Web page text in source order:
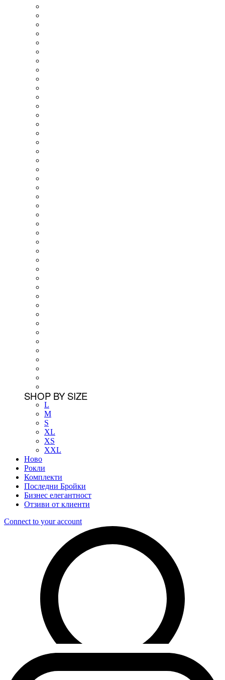
SHOP BY SIZE
L
M
S
XL
XS
XXL
Ново
Рокли
Комплекти
Последни Бройки
Бизнес елегантност
Отзиви от клиенти
Connect to your account